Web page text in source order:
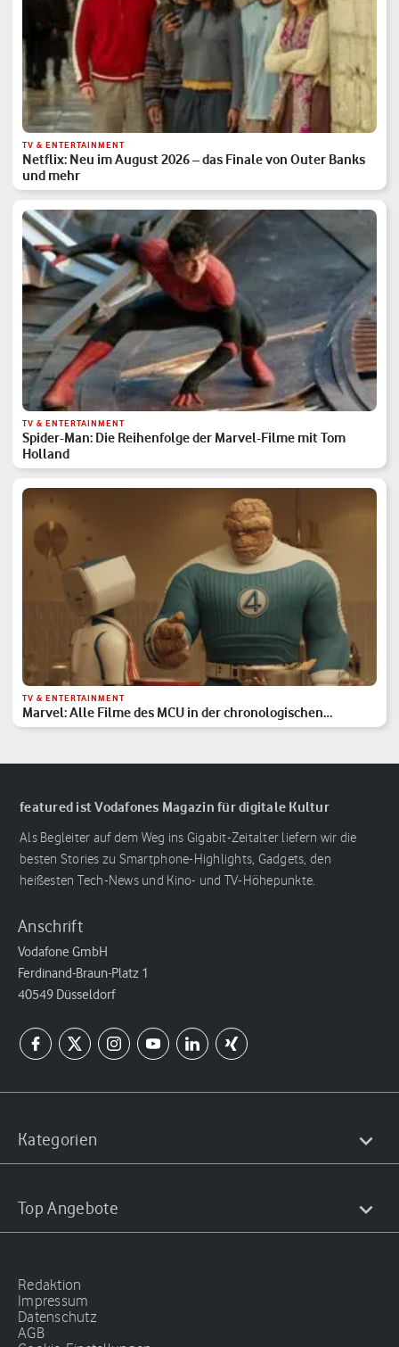
TV & ENTERTAINMENT
Netflix: Neu im August 2026 – das Finale von Outer Banks
und mehr
TV & ENTERTAINMENT
Spider-Man: Die Reihenfolge der Marvel-Filme mit Tom
Holland
TV & ENTERTAINMENT
Marvel: Alle Filme des MCU in der chronologischen
Reihenfolge
featured ist Vodafones Magazin für digitale Kultur
Als Begleiter auf dem Weg ins Gigabit-Zeitalter liefern wir die
besten Stories zu Smartphone-Highlights, Gadgets, den
heißesten Tech-News und Kino- und TV-Höhepunkte.
Anschrift
Vodafone GmbH
Ferdinand-Braun-Platz 1
40549 Düsseldorf
Kategorien
Top Angebote
Redaktion
Impressum
Datenschutz
AGB